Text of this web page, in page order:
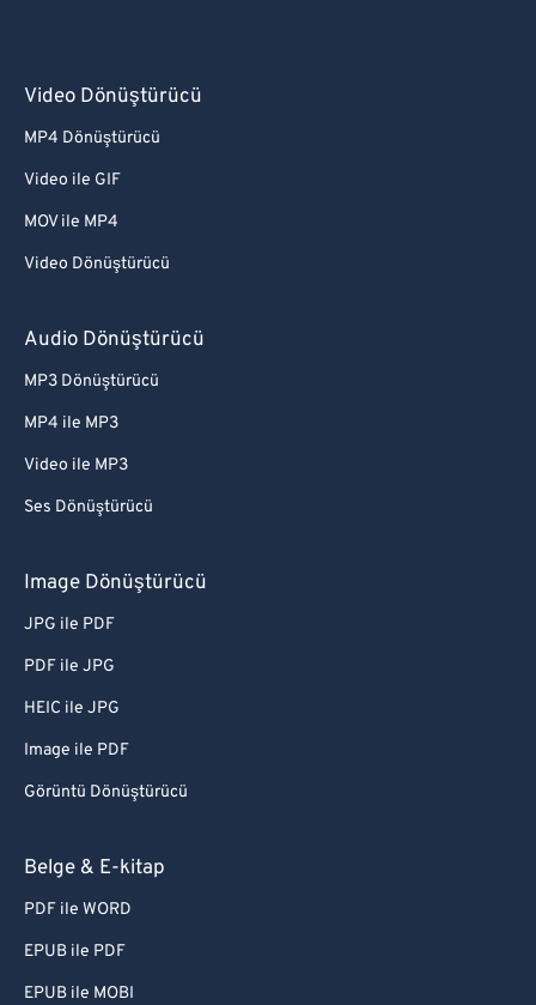
Video Dönüştürücü
MP4 Dönüştürücü
Video ile GIF
MOV ile MP4
Video Dönüştürücü
Audio Dönüştürücü
MP3 Dönüştürücü
MP4 ile MP3
Video ile MP3
Ses Dönüştürücü
Image Dönüştürücü
JPG ile PDF
PDF ile JPG
HEIC ile JPG
Image ile PDF
Görüntü Dönüştürücü
Belge & E-kitap
PDF ile WORD
EPUB ile PDF
EPUB ile MOBI